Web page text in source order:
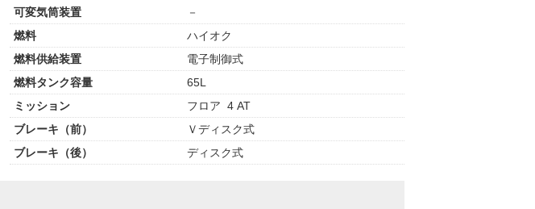
可変気筒装置
－
燃料
ハイオク
燃料供給装置
電子制御式
燃料タンク容量
65L
ミッション
フロア 4 AT
ブレーキ（前）
Ｖディスク式
ブレーキ（後）
ディスク式